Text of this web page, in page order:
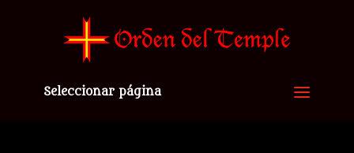
Seleccionar página